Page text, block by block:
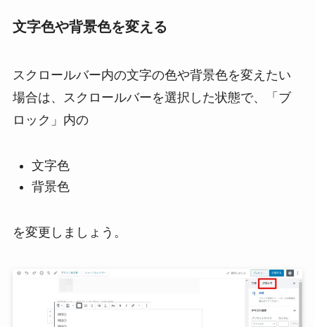
文字色や背景色を変える
スクロールバー内の文字の色や背景色を変えたい
場合は、スクロールバーを選択した状態で、「ブ
ロック」内の
文字色
背景色
を変更しましょう。